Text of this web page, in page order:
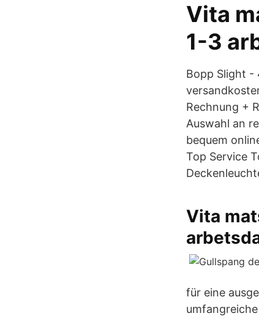
Vita
1-3
Bopp Slight -
Rechnung +
Auswahl an
bequem
Top Service
Vita
für eine